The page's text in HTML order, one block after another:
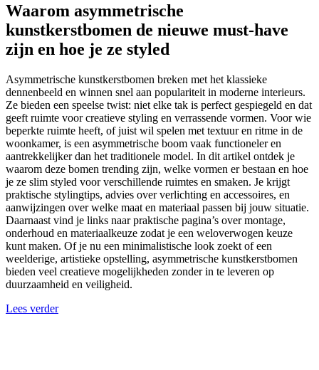
Waarom asymmetrische
kunstkerstbomen de nieuwe must-have
zijn en hoe je ze styled
Asymmetrische kunstkerstbomen breken met het klassieke
dennenbeeld en winnen snel aan populariteit in moderne interieurs.
Ze bieden een speelse twist: niet elke tak is perfect gespiegeld en dat
geeft ruimte voor creatieve styling en verrassende vormen. Voor wie
beperkte ruimte heeft, of juist wil spelen met textuur en ritme in de
woonkamer, is een asymmetrische boom vaak functioneler en
aantrekkelijker dan het traditionele model. In dit artikel ontdek je
waarom deze bomen trending zijn, welke vormen er bestaan en hoe
je ze slim styled voor verschillende ruimtes en smaken. Je krijgt
praktische stylingtips, advies over verlichting en accessoires, en
aanwijzingen over welke maat en materiaal passen bij jouw situatie.
Daarnaast vind je links naar praktische pagina’s over montage,
onderhoud en materiaalkeuze zodat je een weloverwogen keuze
kunt maken. Of je nu een minimalistische look zoekt of een
weelderige, artistieke opstelling, asymmetrische kunstkerstbomen
bieden veel creatieve mogelijkheden zonder in te leveren op
duurzaamheid en veiligheid.
Lees verder